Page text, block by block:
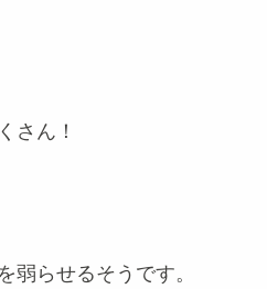
さん！
弱らせるそうです。